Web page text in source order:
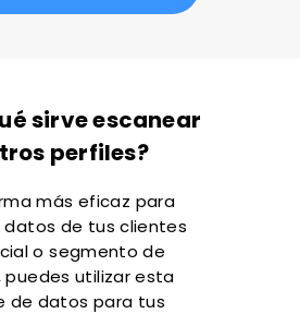
sirve escanear
perfiles?
más eficaz para
datos de tus clientes
o segmento de
puedes utilizar esta
de datos para tus